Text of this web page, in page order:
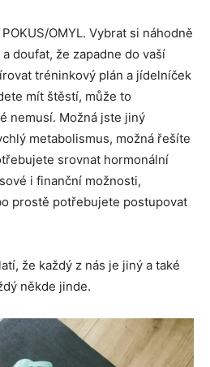
OMYL. Vybrat si náhodně
doufat, že zapadne do vaší
tréninkový plán a jídelníček
mít štěstí, může to
nemusí. Možná jste jiný
metabolismus, možná řešíte
srovnat hormonální
i finanční možnosti,
prostě potřebujete postupovat
že každý z nás je jiný a také
někde jinde.